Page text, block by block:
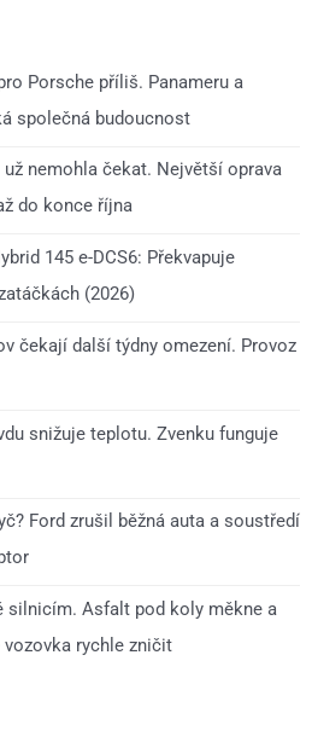
Porsche příliš. Panameru a
společná budoucnost
nemohla čekat. Největší oprava
do konce října
145 e-DCS6: Překvapuje
(2026)
čekají další týdny omezení. Provoz
snižuje teplotu. Zvenku funguje
Ford zrušil běžná auta a soustředí
silnicím. Asfalt pod koly měkne a
vozovka rychle zničit